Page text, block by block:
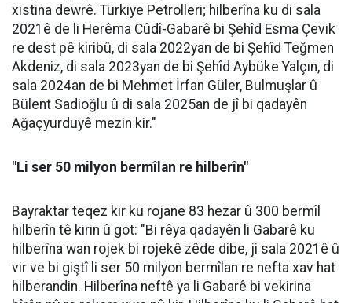
xistina dewrê. Türkiye Petrolleri; hilberîna ku di sala
2021ê de li Herêma Cûdî-Gabarê bi Şehîd Esma Çevik
re dest pê kiribû, di sala 2022yan de bi Şehîd Teğmen
Akdeniz, di sala 2023yan de bi Şehîd Aybüke Yalçın, di
sala 2024an de bi Mehmet İrfan Güler, Bulmuşlar û
Bülent Sadioğlu û di sala 2025an de jî bi qadayên
Ağaçyurduyê mezin kir."
"Li ser 50 milyon bermîlan re hilberîn"
Bayraktar teqez kir ku rojane 83 hezar û 300 bermîl
hilberîn tê kirin û got: "Bi rêya qadayên li Gabarê ku
hilberîna wan rojek bi rojekê zêde dibe, ji sala 2021ê û
vir ve bi giştî li ser 50 milyon bermîlan re nefta xav hat
hilberandin. Hilberîna neftê ya li Gabarê bi vekirina